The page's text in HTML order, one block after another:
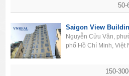
50-
150-
Saigon View
Nguyễn Cửu Vân,
phố Hồ Chí Minh, Việt